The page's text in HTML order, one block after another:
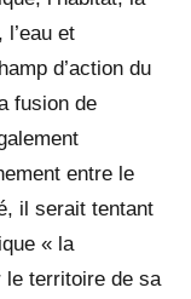
et
d’action du
fusion de
entre le
il serait tentant
« la
le territoire de sa